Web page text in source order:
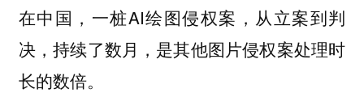
在中国，一桩AI绘图侵权案，从立案到判
决，持续了数月，是其他图片侵权案处理时
长的数倍。